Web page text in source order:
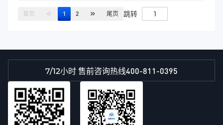
首页 1 2 尾页 跳转
7/12小时 售前咨询热线400-811-0395